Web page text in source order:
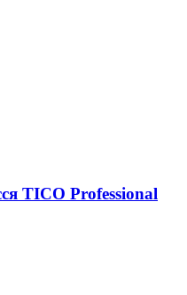
TICO Professional